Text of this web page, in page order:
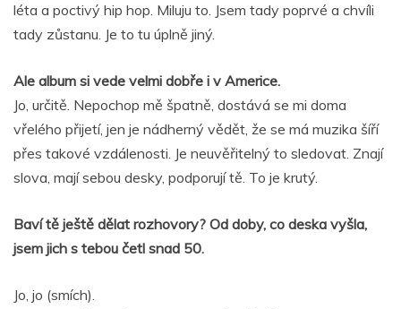
léta a poctivý hip hop. Miluju to. Jsem tady poprvé a chvíli
tady zůstanu. Je to tu úplně jiný.
Ale album si vede velmi dobře i v Americe.
Jo, určitě. Nepochop mě špatně, dostává se mi doma
vřelého přijetí, jen je nádherný vědět, že se má muzika šíří
přes takové vzdálenosti. Je neuvěřitelný to sledovat. Znají
slova, mají sebou desky, podporují tě. To je krutý.
Baví tě ještě dělat rozhovory? Od doby, co deska vyšla,
jsem jich s tebou četl snad 50.
Jo, jo (smích).